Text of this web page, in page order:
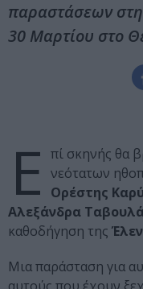
παραστάσεων
30 Μαρτίου στο
Ε πί σκηνής θα
νεότατων
Ορέστης
Αλεξάνδρα
καθοδήγηση της
Μια παράσταση για